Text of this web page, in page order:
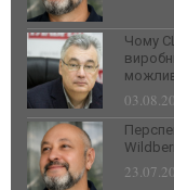
Чому